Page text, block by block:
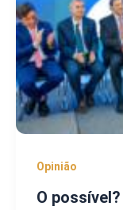
Opinião
O possível?